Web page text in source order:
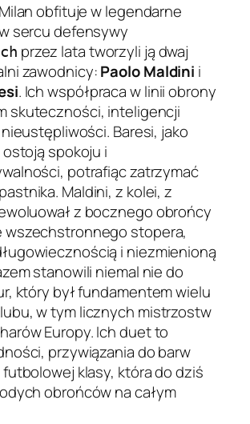
obfituje w legendarne
sercu defensywy
przez lata tworzyli ją dwaj
zawodnicy:Paolo Maldini i
. Ich współpraca w linii obrony
skuteczności, inteligencji
Baresi, jako
ostoją spokoju i
potrafiąc zatrzymać
Maldini, z kolei, z
z bocznego obrońcy
wszechstronnego stopera,
i niezmienioną
stanowili niemal nie do
który był fundamentem wielu
w tym licznych mistrzostw
Europy. Ich duet to
przywiązania do barw
klasy, która do dziś
obrońców na całym